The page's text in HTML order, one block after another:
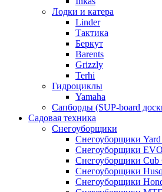
Лодки и катера
Linder
Тактика
Беркут
Barents
Grizzly
Terhi
Гидроциклы
Yamaha
Сапборды (SUP-board
Садовая техника
Снегоуборщики
Снегоуборщики
Снегоуборщики
Снегоуборщики Cub
Снегоуборщики
Снегоуборщики